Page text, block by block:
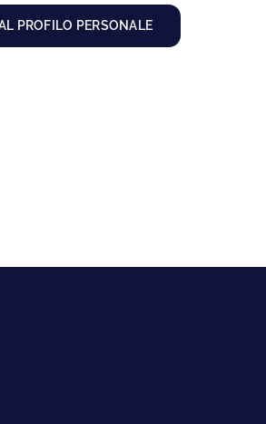
PROFILO PERSONALE